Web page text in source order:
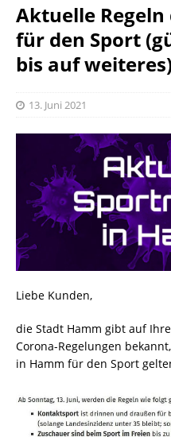
Aktuelle
für den Sport
bis auf
13. Juni 2021
Liebe Kunden,
die Stadt Hamm gibt auf
Corona-Regelungen
in Hamm für den Sport